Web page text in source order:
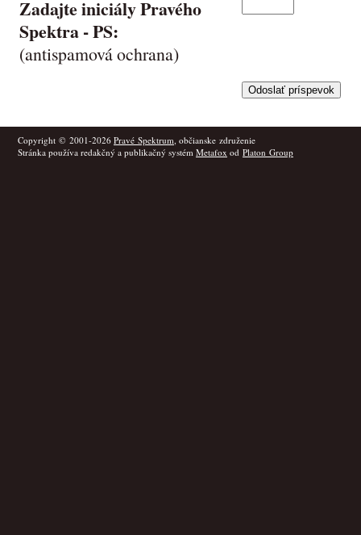
Zadajte iniciály Pravého
Spektra -PS:
(antispamová ochrana)
Copyright © 2001-2026 Pravé Spektrum, občianske združenie
Stránka používa redakčný a publikačný systém Metafox od Platon Group